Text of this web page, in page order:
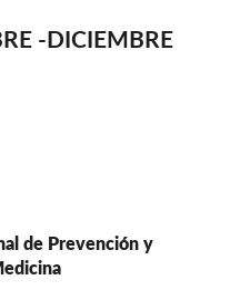
-DICIEMBRE
de Prevención y